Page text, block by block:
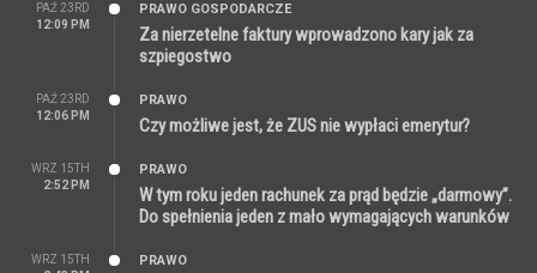
PAŹ 23RD
12:09 PM
PRAWO GOSPODARCZE
Za nierzetelne faktury wprowadzono kary jak za
szpiegostwo
PAŹ 23RD
12:06 PM
PRAWO
Czy możliwe jest, że ZUS nie wypłaci emerytur?
WRZ 15TH
2:52 PM
PRAWO
W tym roku jeden rachunek za prąd będzie „darmowy”.
Do spełnienia jeden z mało wymagających warunków
WRZ 15TH
PRAWO